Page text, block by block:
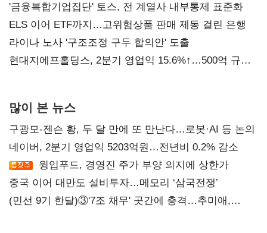
진실 밝혀야"
'금융복합기업집단' 토스, 전 계열사 내부통제 표준화
ELS 이어 ETF까지…고위험상품 판매 제동 걸린 은행
라이나 노사 '구조조정 구두 합의안' 도출
현대지에프홀딩스, 2분기 영업익 15.6%↑…500억 규모
많이 본 뉴스
구광모-젠슨 황, 두 달 만에 또 만난다…로봇·AI 등 논의
네이버, 2분기 영업익 5203억원…전년비 0.2% 감소
윙입푸드, 경영진 주가 부양 의지에 상한가
중국 이어 대만도 설비투자…메모리 ‘삼국전쟁’
(민선 9기 한달)③'7조 채무' 곳간에 충격…추미애,